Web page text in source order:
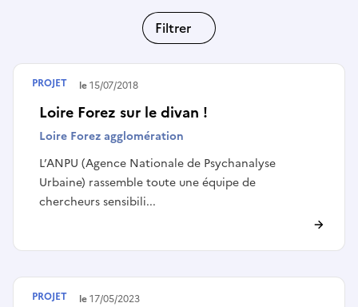
Filtrer
Loire Forez sur le divan !
Loire Forez agglomération
L’ANPU (Agence Nationale de Psychanalyse
Urbaine) rassemble toute une équipe de
chercheurs sensibili...
Terminé le15/07/2018
PROJET
Terminé le17/05/2023
PROJET